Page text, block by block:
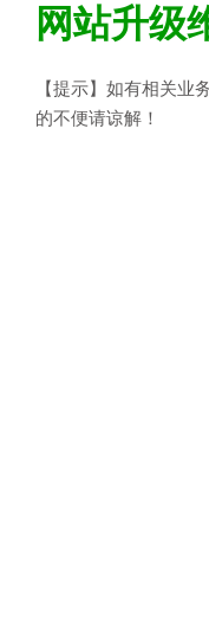
网站升级
【提示】如有相关业
的不便请谅解！